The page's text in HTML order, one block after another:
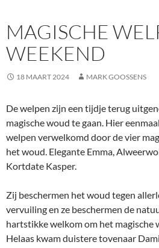
MAGISCHE
WEEKEND
18 MAART 2024 MARK GOOSSENS
De welpen zijn een tijdje terug
magische woud te gaan. Hier
welpen verwelkomd door de vier
het woud. Elegante Emma,
Kortdate Kasper.
Zij beschermen het woud tegen
vervuiling en ze beschermen de
hartstikke welkom om het magische
Helaas kwam duistere tovenaar